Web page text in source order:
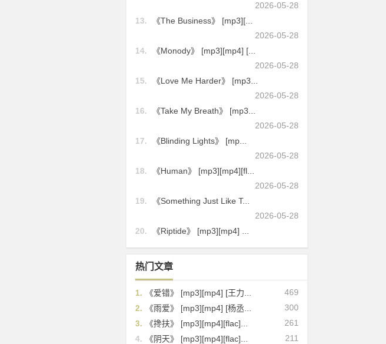
2026-05-28
13.
《The Business》 [mp3][...
2026-05-28
14.
《Monody》 [mp3][mp4] [...
2026-05-28
15.
《Love Me Harder》 [mp3...
2026-05-28
16.
《Take My Breath》 [mp3...
2026-05-28
17.
《Blinding Lights》 [mp...
2026-05-28
18.
《Human》 [mp3][mp4][fl...
2026-05-28
19.
《Something Just Like T...
2026-05-28
20.
《Riptide》 [mp3][mp4] ...
热门文章
469
1.
《爱错》 [mp3][mp4] [王力...
300
2.
《雨爱》 [mp3][mp4] [杨丞...
261
3.
《搀扶》 [mp3][mp4][flac]...
211
4.
《阴天》 [mp3][mp4][flac]...